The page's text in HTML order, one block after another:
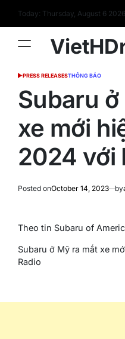
content
Today: Thursday, August 6 2026
POSTED
PRESS RELEASESTHÔNG BÁO
Subaru
xe mới
2024 với
Posted onOctober 14, 2023 by
Theo tin Subaru of
Subaru ở Mỹ ra mắt xe
Radio